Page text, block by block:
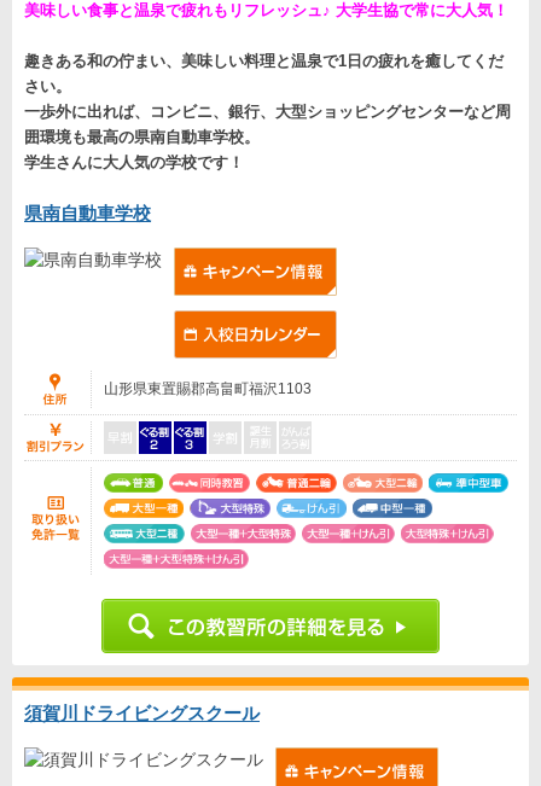
美味しい食事と温泉で疲れもリフレッシュ♪ 大学生協で常に大人気！
趣きある和の佇まい、美味しい料理と温泉で1日の疲れを癒してくだ
さい。
一歩外に出れば、コンビニ、銀行、大型ショッピングセンターなど周
囲環境も最高の県南自動車学校。
学生さんに大人気の学校です！
県南自動車学校
山形県東置賜郡高畠町福沢1103
須賀川ドライビングスクール